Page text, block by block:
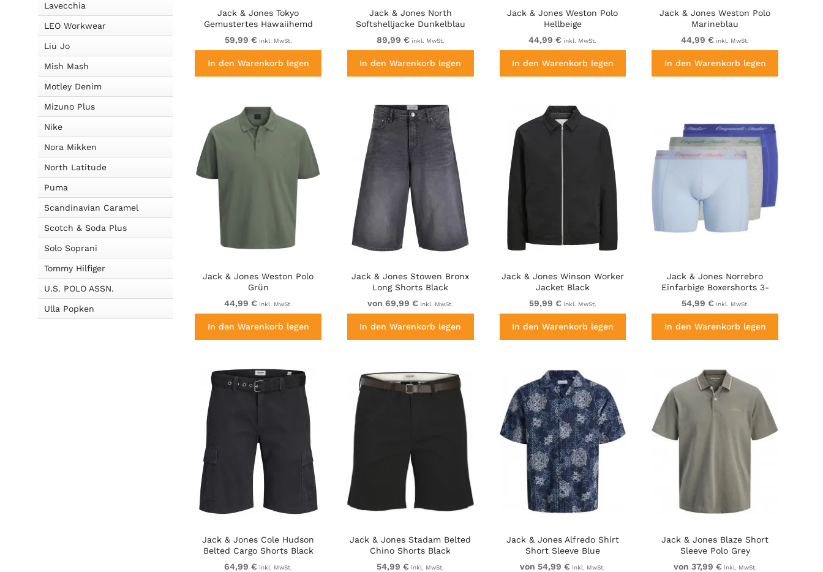
Lavecchia
LEO Workwear
Liu Jo
Mish Mash
Motley Denim
Mizuno Plus
Nike
Nora Mikken
North Latitude
Puma
Scandinavian Caramel
Scotch & Soda Plus
Solo Soprani
Tommy Hilfiger
U.S. POLO ASSN.
Ulla Popken
Jack & Jones Tokyo
Gemustertes Hawaiihemd
Dunkelbraun
59,99 € inkl. MwSt.
In den Warenkorb legen
Jack & Jones North
Softshelljacke Dunkelblau
89,99 € inkl. MwSt.
In den Warenkorb legen
Jack & Jones Weston Polo
Hellbeige
44,99 € inkl. MwSt.
In den Warenkorb legen
Jack & Jones Weston Polo
Marineblau
44,99 € inkl. MwSt.
In den Warenkorb legen
Jack & Jones Weston Polo
Grün
44,99 € inkl. MwSt.
In den Warenkorb legen
Jack & Jones Stowen Bronx
Long Shorts Black
von 69,99 € inkl. MwSt.
In den Warenkorb legen
Jack & Jones Winson Worker
Jacket Black
59,99 € inkl. MwSt.
In den Warenkorb legen
Jack & Jones Norrebro
Einfarbige Boxershorts 3-
Pack Blau
54,99 € inkl. MwSt.
In den Warenkorb legen
Jack & Jones Cole Hudson
Belted Cargo Shorts Black
64,99 € inkl. MwSt.
Jack & Jones Stadam Belted
Chino Shorts Black
54,99 € inkl. MwSt.
Jack & Jones Alfredo Shirt
Short Sleeve Blue
von 54,99 € inkl. MwSt.
Jack & Jones Blaze Short
Sleeve Polo Grey
von 37,99 € inkl. MwSt.